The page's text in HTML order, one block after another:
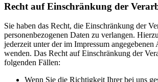
Recht auf Einschränkung der
Sie haben das Recht, die Einschränkung der
personenbezogenen Daten zu verlangen.
jederzeit unter der im Impressum angegebenen
wenden. Das Recht auf Einschränkung der
folgenden Fällen:
Wenn Sie die Richtigkeit Ihrer bei uns